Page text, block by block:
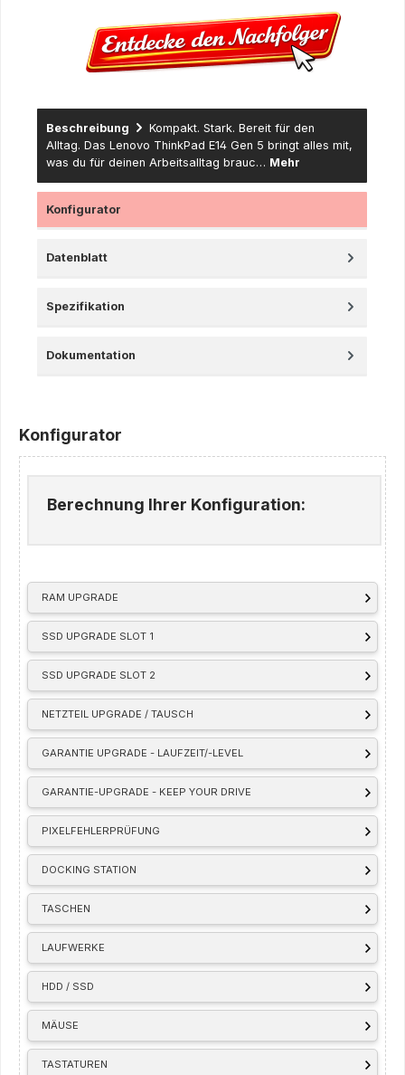
Beschreibung
Kompakt. Stark. Bereit für den
Alltag. Das Lenovo ThinkPad E14 Gen 5 bringt alles mit,
was du für deinen Arbeitsalltag brauc… Mehr
Konfigurator
Datenblatt
Spezifikation
Dokumentation
Konfigurator
RAM UPGRADE
SSD UPGRADE SLOT 1
SSD UPGRADE SLOT 2
NETZTEIL UPGRADE / TAUSCH
GARANTIE UPGRADE - LAUFZEIT/-LEVEL
GARANTIE-UPGRADE - KEEP YOUR DRIVE
PIXELFEHLERPRÜFUNG
DOCKING STATION
TASCHEN
LAUFWERKE
HDD / SSD
MÄUSE
TASTATUREN
Berechnung Ihrer Konfiguration: